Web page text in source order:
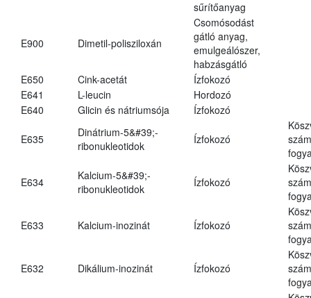
sűrítőanyag
E900 Dimetil-polisziloxán
Csomósodást
gátló anyag,
emulgeálószer,
habzásgátló
E650
Cink-acetát
Ízfokozó
E641
L-leucin
Hordozó
E640
Glicin és nátriumsója Ízfokozó
E635
Dinátrium-5&#39;-
ribonukleotidok
Ízfokozó
E634
Kalcium-5&#39;-
ribonukleotidok
Ízfokozó
E633 Kalcium-inozinát Ízfokozó
E632 Dikálium-inozinát Ízfokozó